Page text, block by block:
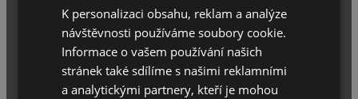
SOC. SÍTĚ
E-SHOP
BLOG
KARIÉRA
K personalizaci obsahu, reklam a analýze
návštěvnosti používáme soubory cookie.
Informace o vašem používání našich
stránek také sdílíme s našimi reklamními
a analytickými partnery, kteří je mohou